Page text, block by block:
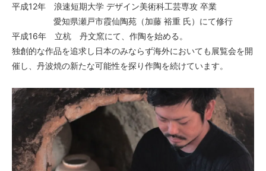
平成12年 浪速短期大学 デザイン美術科工芸専攻 卒業
愛知県瀬戸市霞仙陶苑（加藤 裕重 氏）にて修行
平成16年 立杭 丹文窯にて、作陶を始める。
独創的な作品を追求し日本のみならず海外においても展覧会を開
催し、丹波焼の新たな可能性を探り作陶を続けています。